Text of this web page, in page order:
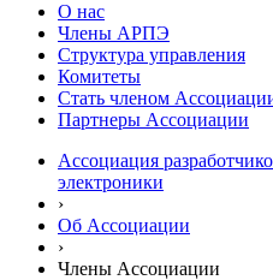
О нас
Члены АРПЭ
Структура управления
Комитеты
Стать членом
Партнеры Ассоциации
Ассоциация
электроники
›
Об Ассоциации
›
Члены Ассоциации